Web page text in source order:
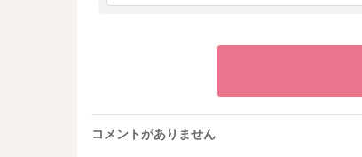
コメントがありません